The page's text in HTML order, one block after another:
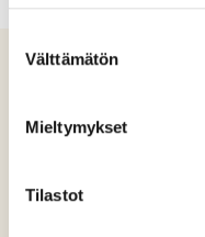
valinta
Välttämätön
Mieltymykset
TilastotTyrnävä.